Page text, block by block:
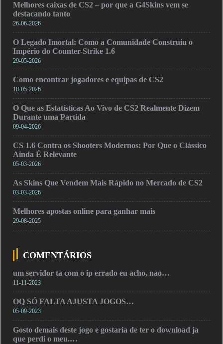
Melhores caixas de CS2 – por que a G4Skins vem se
destacando tanto
26-06-2026
O Legado Imortal: Como a Comunidade Construiu o
Império do Counter-Strike 1.6
29-05-2026
Como encontrar jogadores e equipas de CS2
18-05-2026
O Que as Estatísticas Ao Vivo de CS2 Realmente Dizem
Durante uma Partida
09-04-2026
CS 1.6 Contra os Shooters Modernos: Por Que o Clássico
Ainda É Relevante
05-03-2026
As Skins Que Vendem Mais Rápido no Mercado de CS2
03-03-2026
Melhores apostas online para ganhar mais
29-08-2025
COMENTÁRIOS
um servidor ta com o ip errado eu acho, nao…
11-11-2023
OQ SÓ FALTA AJUSTA JOGOS…
05-09-2023
Gosto demais deste jogo e gostaria de ter o download ja
que perdi o meu.…